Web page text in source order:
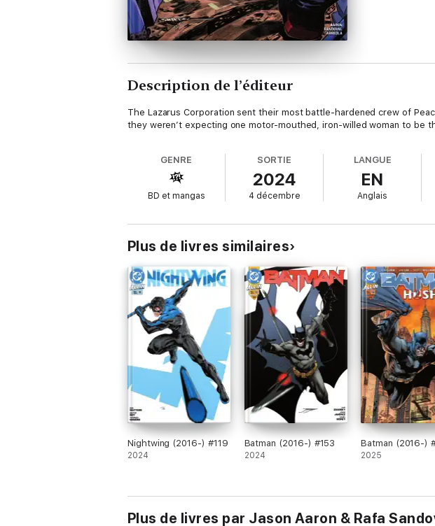
Description de l’éditeur
The Lazarus Corporation sent their most battle-hardened crew of
they weren’t expecting one motor-mouthed, iron-willed woman to be
GENRE
BD et mangas
SORTIE
2024
4 décembre
LANGUE
EN
Anglais
Plus de livres similaires
Nightwing (2016-) #119
2024
Batman (2016-) #153
2024
Batman (2016-)
2025
Plus de livres par Jason Aaron & Rafa